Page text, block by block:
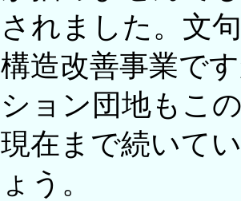
されました。文
構造改善事業で
ション団地もこ
現在まで続いて
ょう。